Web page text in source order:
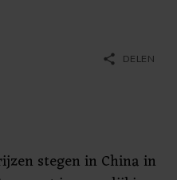
share DELEN
stegen in China in